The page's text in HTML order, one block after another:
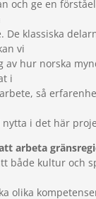
och ge en
klassiska
vi
av hur norska
i
så
i det här
arbeta
både kultur och
olika